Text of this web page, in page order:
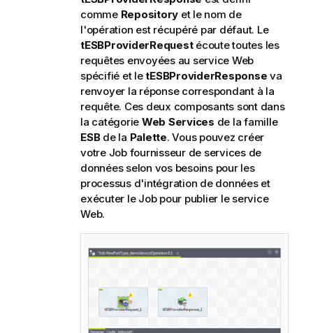
comme Repository et le nom de
l'opération est récupéré par défaut. Le
tESBProviderRequestécoute toutes les
requêtes envoyées au service Web
spécifié et letESBProviderResponse va
renvoyer la réponse correspondant à la
requête. Ces deux composants sont dans
la catégorie Web Services de la famille
ESBde la Palette. Vous pouvez créer
votre Job fournisseur de services de
données selon vos besoins pour les
processus d'intégration de données et
exécuter le Job pour publier le service
Web.